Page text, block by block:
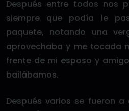
Después entre todos nos
siempre que podía le
paquete, notando una
aprovechaba y me tocada
frente de mi esposo y
bailábamos.
Después varios se fueron